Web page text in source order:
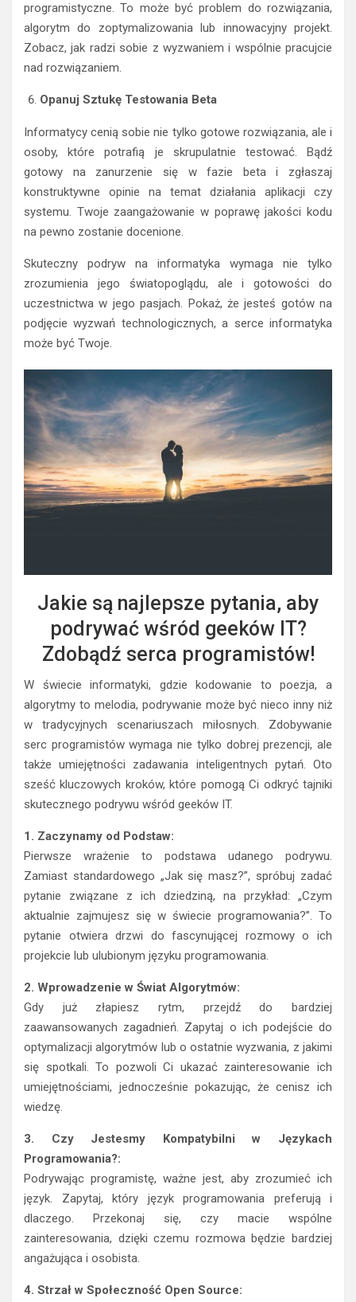
programistyczne. To może być problem do rozwiązania,
algorytm do zoptymalizowania lub innowacyjny projekt.
Zobacz, jak radzi sobie z wyzwaniem i wspólnie pracujcie
nad rozwiązaniem.
Opanuj Sztukę Testowania Beta
Informatycy cenią sobie nie tylko gotowe rozwiązania, ale i
osoby, które potrafią je skrupulatnie testować. Bądź
gotowy na zanurzenie się w fazie beta i zgłaszaj
konstruktywne opinie na temat działania aplikacji czy
systemu. Twoje zaangażowanie w poprawę jakości kodu
na pewno zostanie docenione.
Skuteczny podryw na informatyka wymaga nie tylko
zrozumienia jego światopoglądu, ale i gotowości do
uczestnictwa w jego pasjach. Pokaż, że jesteś gotów na
podjęcie wyzwań technologicznych, a serce informatyka
może być Twoje.
Jakie są najlepsze pytania, aby
podrywać wśród geeków IT?
Zdobądź serca programistów!
W świecie informatyki, gdzie kodowanie to poezja, a
algorytmy to melodia, podrywanie może być nieco inny niż
w tradycyjnych scenariuszach miłosnych. Zdobywanie
serc programistów wymaga nie tylko dobrej prezencji, ale
także umiejętności zadawania inteligentnych pytań. Oto
sześć kluczowych kroków, które pomogą Ci odkryć tajniki
skutecznego podrywu wśród geeków IT.
1. Zaczynamy od Podstaw:
Pierwsze wrażenie to podstawa udanego podrywu.
Zamiast standardowego „Jak się masz?”, spróbuj zadać
pytanie związane z ich dziedziną, na przykład: „Czym
aktualnie zajmujesz się w świecie programowania?”. To
pytanie otwiera drzwi do fascynującej rozmowy o ich
projekcie lub ulubionym języku programowania.
2. Wprowadzenie w Świat Algorytmów:
Gdy już złapiesz rytm, przejdź do bardziej
zaawansowanych zagadnień. Zapytaj o ich podejście do
optymalizacji algorytmów lub o ostatnie wyzwania, z jakimi
się spotkali. To pozwoli Ci ukazać zainteresowanie ich
umiejętnościami, jednocześnie pokazując, że cenisz ich
wiedzę.
3. Czy Jestesmy Kompatybilni w Językach
Programowania?:
Podrywając programistę, ważne jest, aby zrozumieć ich
język. Zapytaj, który język programowania preferują i
dlaczego. Przekonaj się, czy macie wspólne
zainteresowania, dzięki czemu rozmowa będzie bardziej
angażująca i osobista.
4. Strzał w Społeczność Open Source: